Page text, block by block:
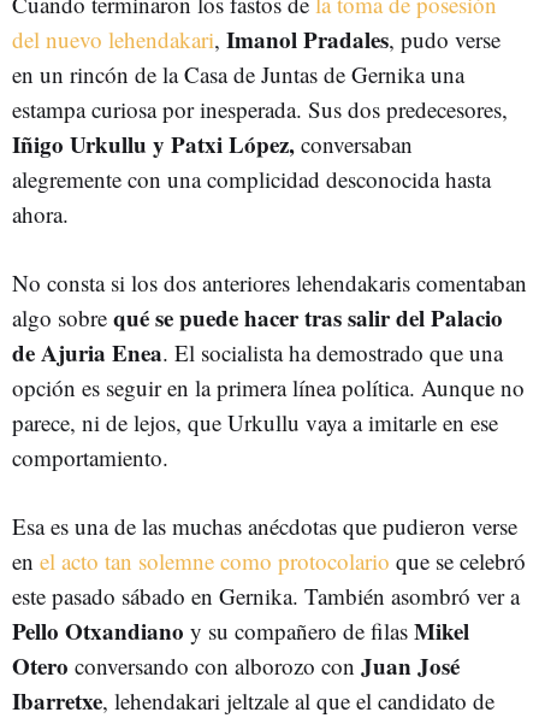
del nuevo lehendakari, Imanol Pradales, pudo verse
en un rincón de la Casa de Juntas de Gernika una
estampa curiosa por inesperada. Sus dos predecesores,
Iñigo Urkullu y Patxi López, conversaban
alegremente con una complicidad desconocida hasta
ahora.
No consta si los dos anteriores lehendakaris comentaban
algo sobre qué se puede hacer tras salir del Palacio
de Ajuria Enea. El socialista ha demostrado que una
opción es seguir en la primera línea política. Aunque no
parece, ni de lejos, que Urkullu vaya a imitarle en ese
comportamiento.
Esa es una de las muchas anécdotas que pudieron verse
en el acto tan solemne como protocolario que se celebró
este pasado sábado en Gernika. También asombró ver a
Pello Otxandiano y su compañero de filas Mikel
Otero conversando con alborozo con Juan José
Ibarretxe, lehendakari jeltzale al que el candidato de